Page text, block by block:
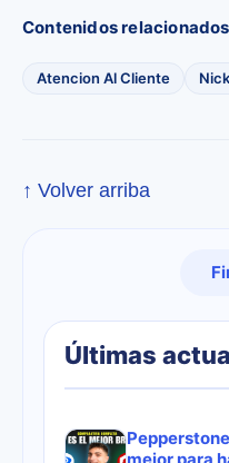
Contenidos
Atencion Al Cliente
↑ Volver arriba
Últimas